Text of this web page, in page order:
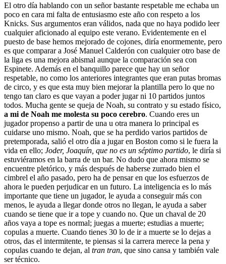
El otro día hablando con un señor bastante respetable me echaba un
poco en cara mi falta de entusiasmo este año con respeto a los
Knicks. Sus argumentos eran válidos, nada que no haya podido leer
cualquier aficionado al equipo este verano. Evidentemente en el
puesto de base hemos mejorado de cojones, diría enormemente, pero
es que comparar a José Manuel Calderón con cualquier otro base de
la liga es una mejora abismal aunque la comparación sea con
Espinete. Además en el banquillo parece que hay un señor
respetable, no como los anteriores integrantes que eran putas bromas
de circo, y es que esta muy bien mejorar la plantilla pero lo que no
tengo tan claro es que vayan a poder jugar ni 10 partidos juntos
todos. Mucha gente se queja de Noah, su contrato y su estado físico,
a mi de Noah me molesta su poco cerebro. Cuando eres un
jugador propenso a partir de una u otra manera lo principal es
cuidarse uno mismo. Noah, que se ha perdido varios partidos de
pretemporada, salió el otro día a jugar en Boston como si le fuera la
vida en ello; Joder, Joaquín, que no es un séptimo partido, le diría si
estuviéramos en la barra de un bar. No dudo que ahora mismo se
encuentre pletórico, y más después de haberse zurrado bien el
cimbrel el año pasado, pero ha de pensar en que los esfuerzos de
ahora le pueden perjudicar en un futuro. La inteligencia es lo más
importante que tiene un jugador, le ayuda a conseguir más con
menos, le ayuda a llegar donde otros no llegan, le ayuda a saber
cuando se tiene que ir a tope y cuando no. Que un chaval de 20
años vaya a tope es normal; juegas a muerte; estudias a muerte;
copulas a muerte. Cuando tienes 30 lo de ir a muerte se lo dejas a
otros, das el intermitente, te piensas si la carrera merece la pena y
copulas cuando te dejan, al tran tran, que sino cansa y también vale
ser técnico.